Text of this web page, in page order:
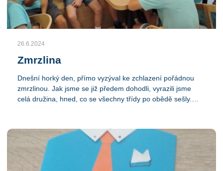
26.6.2024
Zmrzlina
Dnešní horký den, přímo vyzýval ke zchlazení pořádnou
zmrzlinou. Jak jsme se již předem dohodli, vyrazili jsme
celá družina, hned, co se všechny třídy po obědě sešly.
zpátky ještě stihli pohrát na velkém hřišti za školkou.
Protože však byl žár opravdu silný, po chvilce jsme se šli
schovat do družiny. Někteří neúnavní sportovci si ještě
potřebovali odehrát svou denní dávku kopané, a pak se již